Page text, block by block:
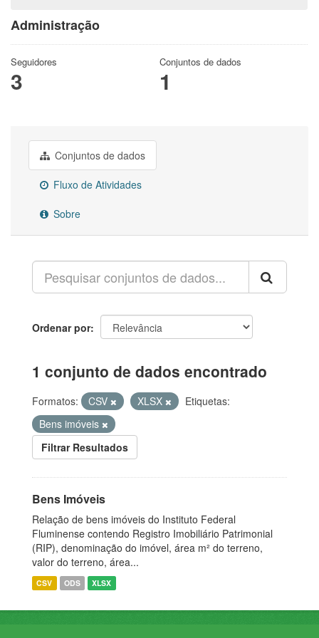
Administração
Seguidores
3
Conjuntos de dados
1
Conjuntos de dados
Fluxo de Atividades
Sobre
Ordenar por
1 conjunto de dados encontrado
Formatos: CSV XLSX
Etiquetas:
Bens imóveis
Filtrar Resultados
Bens Imóveis
Relação de bens imóveis do Instituto Federal
Fluminense contendo Registro Imobiliário Patrimonial
(RIP), denominação do imóvel, área m² do terreno,
valor do terreno, área...
CSV ODS XLSX